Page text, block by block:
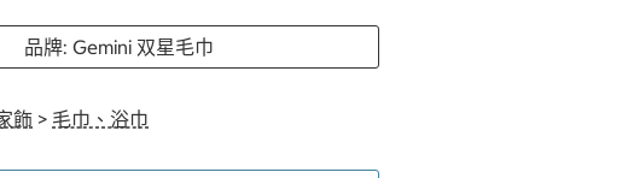
品牌: Gemini 双星毛巾
飾 > 毛巾、浴巾